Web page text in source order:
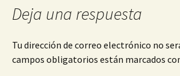
Deja una respuesta
Tu dirección de correo electrónico no
campos obligatorios están marcados